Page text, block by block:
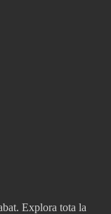
Explora tota la